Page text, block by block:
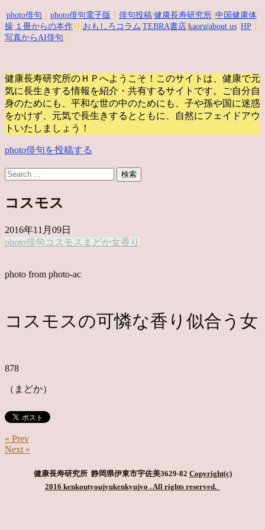
photo俳句 photo俳句電子版 俳句投稿 健康長寿研究所 中国健康体
操 １冊からの本作 り| おもしろコラム TEBRA書店 kaoru |about us HP
写真からAI俳句
健康長寿研究所のＨＰへようこそ！このサイトは、健康で元
気に長生きする情報を紹介・共有するサイトです。
ご自分自
身のためにも、平和な世の中のためにも、子や孫や国に迷惑
をかけず、元気で長生きするとともに、自然にフェイドアウ
トいたしましょう！
photo俳句を投稿する
コスモス
2016年11月09日
photo俳句 コスモス まどか女香り
photo from photo-ac
コスモスの可憐な香り似合う女
878
（まどか）
« Prev
Next »
健康長寿研究所 静岡県伊東市宇佐美3629-82 Copyright(c)
2016 kenkoutyoujyukenkyujyo . All rights reserved.